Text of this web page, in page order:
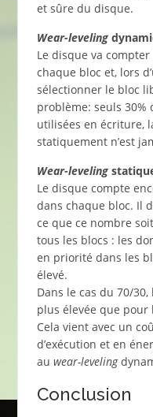
et sûre du disque.
Wear-leveling
Le disque va
chaque bloc et, lors
sélectionner le bloc
problème: seuls
utilisées en écriture,
statiquement n’est
Wear-leveling
Le disque compte
dans chaque bloc. Il
ce que ce nombre
tous les blocs : les
en priorité dans les
élevé.
Dans le cas du 70/
plus élevée que pour
Cela vient avec un
d’exécution et en
au wear-leveling
Conclusion